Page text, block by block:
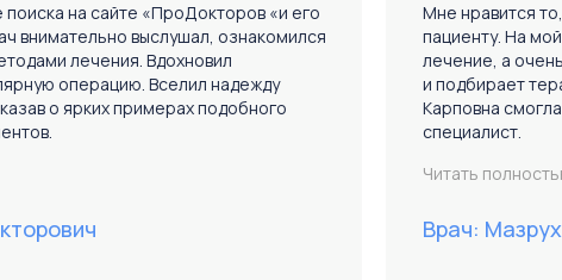
Мне нравится
пациенту. На
лечение, а
и подбирает
Карповна
специалист.
Врач:
Читать
на сайте «ПроДокторов «и его
внимательно выслушал, ознакомился
лечения. Вдохновил
операцию. Вселил надежду
о ярких примерах подобного